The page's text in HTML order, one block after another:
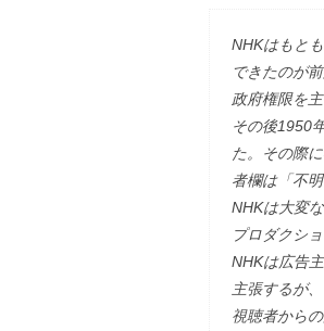
NHKはもと
できたのが
政府権限を
その後1950
た。その際
者欄は「不明
NHKは大変
プロダクシ
NHKは広告
主張するが
視聴者から